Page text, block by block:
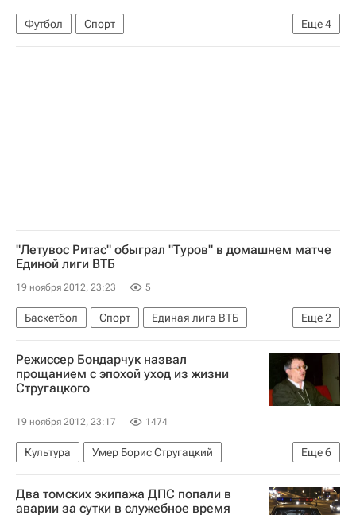
Еще4
Футбол
Спорт
РПЛ 2026-2027 (Чемпионат России по футболу)
"Летувос Ритас" обыграл "Туров" в домашнем матче
Единой лиги ВТБ
19 ноября 2012, 23:23 5
Еще2
Баскетбол Спорт
Единая лига ВТБ
Туров
Летувос Ритас
Режиссер Бондарчук назвал
прощанием с эпохой уход из жизни
Стругацкого
19 ноября 2012, 23:17 1474
Еще6
Культура
Умер Борис Стругацкий
Весь мир
Европа
Федор Бондарчук
Борис Стругацкий
Аркадий Стругацкий
Два томских экипажа ДПС попали в
аварии за сутки в служебное время